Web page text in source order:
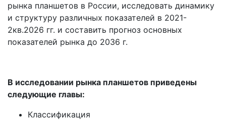
рынка планшетов в России, исследовать динамику
и структуру различных показателей в 2021-
2кв.2026 гг. и составить прогноз основных
показателей рынка до 2036 г.
В исследовании рынка планшетов приведены
следующие главы:
Классификация